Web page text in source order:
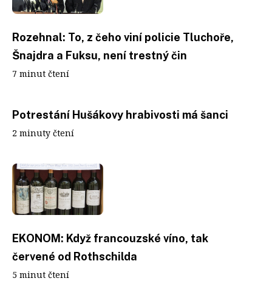
Rozehnal: To, z čeho viní policie Tluchoře,
Šnajdra a Fuksu, není trestný čin
7 minut čtení
Potrestání Hušákovy hrabivosti má šanci
2 minuty čtení
EKONOM: Když francouzské víno, tak
červené od Rothschilda
5 minut čtení